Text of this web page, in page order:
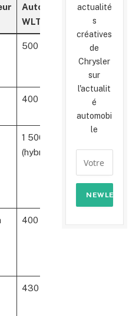
Autonomie
WLTP
Puissance
(ch)
500 km 600
400 km 280
1 500 km
(hybride)
400 km
430 km
actualité
s
créatives
de
Chrysler
sur
l'actualit
é
automobi
le